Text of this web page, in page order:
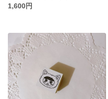
1,600円